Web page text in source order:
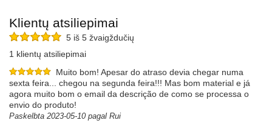
Klientų atsiliepimai
5 iš 5 žvaigždučių
1 klientų atsiliepimai
Muito bom! Apesar do atraso devia chegar numa
sexta feira... chegou na segunda feira!!! Mas bom material e já
agora muito bom o email da descrição de como se processa o
envio do produto!
Paskelbta 2023-05-10 pagal Rui